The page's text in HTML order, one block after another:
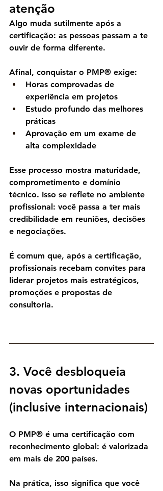
atenção
Algo muda sutilmente após a
certificação: as pessoas passam a te
ouvir de forma diferente.
Afinal, conquistar o PMP® exige:
Horas comprovadas de
experiência em projetos
Estudo profundo das melhores
práticas
Aprovação em um exame de
alta complexidade
Esse processo mostra maturidade,
comprometimento e domínio
técnico. Isso se reflete no ambiente
profissional: você passa a ter mais
credibilidade em reuniões, decisões
e negociações.
É comum que, após a certificação,
profissionais recebam convites para
liderar projetos mais estratégicos,
promoções e propostas de
consultoria.
3. Você desbloqueia
novas oportunidades
(inclusive internacionais)
O PMP® é uma certificação com
reconhecimento global: é valorizada
em mais de 200 países.
Na prática, isso significa que você